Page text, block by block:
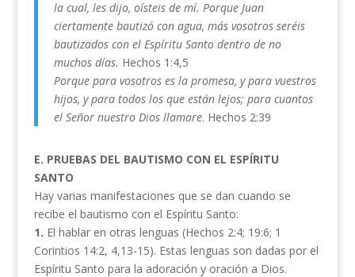
la cual, les dijo, oísteis de mí. Porque Juan
ciertamente bautizó con agua, más vosotros seréis
bautizados con el Espíritu Santo dentro de no
muchos días. Hechos 1:4,5
Porque para vosotros es la promesa, y para vuestros
hijos, y para todos los que están lejos; para cuantos
el Señor nuestro Dios llamare. Hechos 2:39
E. PRUEBAS DEL BAUTISMO CON EL ESPÍRITU
SANTO
Hay varias manifestaciones que se dan cuando se
recibe el bautismo con el Espíritu Santo:
1. El hablar en otras lenguas (Hechos 2:4; 19:6; 1
Corintios 14:2, 4,13-15). Estas lenguas son dadas por el
Espíritu Santo para la adoración y oración a Dios.